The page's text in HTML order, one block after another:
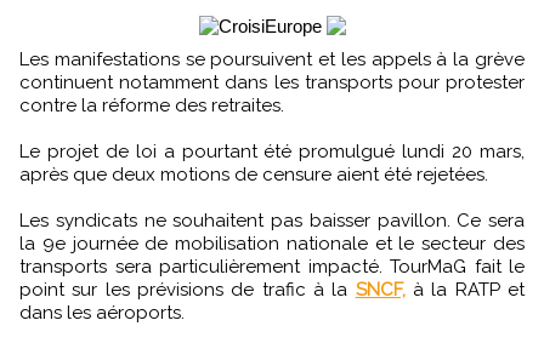
Les manifestations se poursuivent et les appels à la grève
continuent notamment dans les transports pour protester
contre la réforme des retraites.
Le projet de loi a pourtant été promulgué lundi 20 mars,
après que deux motions de censure aient été rejetées.
Les syndicats ne souhaitent pas baisser pavillon. Ce sera
la 9e journée de mobilisation nationale et le secteur des
transports sera particulièrement impacté. TourMaG fait le
point sur les prévisions de trafic à la SNCF,à la RATP et
dans les aéroports.